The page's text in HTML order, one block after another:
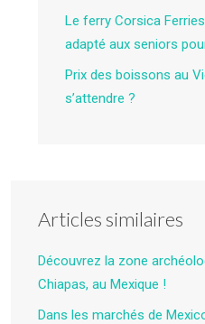
Le ferry Corsica
adapté aux seniors
Prix des boissons au
s’attendre ?
Articles similaires
Découvrez la zone
Chiapas, au Mexique !
Dans les marchés de